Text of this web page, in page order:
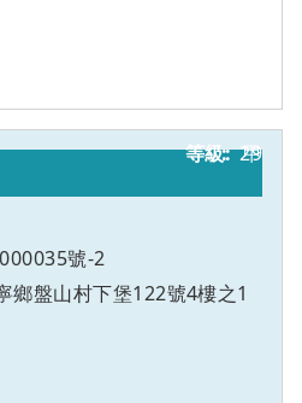
29
號-2
鄉盤山村下堡122號4樓之1
甲